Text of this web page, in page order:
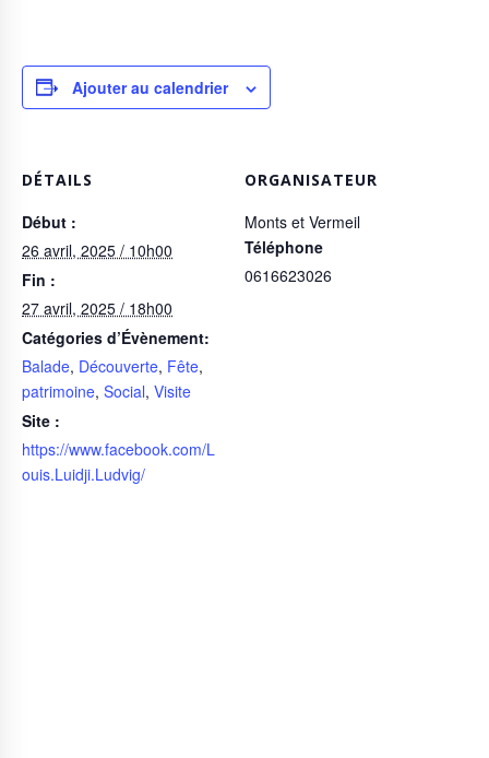
Ajouter au calendrier
DÉTAILS
Début :
26 avril, 2025 / 10h00
Fin :
27 avril, 2025 / 18h00
Catégories d’Évènement:
Balade, Découverte, Fête,
patrimoine, Social, Visite
Site :
https://www.facebook.com/L
ouis.Luidji.Ludvig/
ORGANISATEUR
Monts et Vermeil
Téléphone
0616623026